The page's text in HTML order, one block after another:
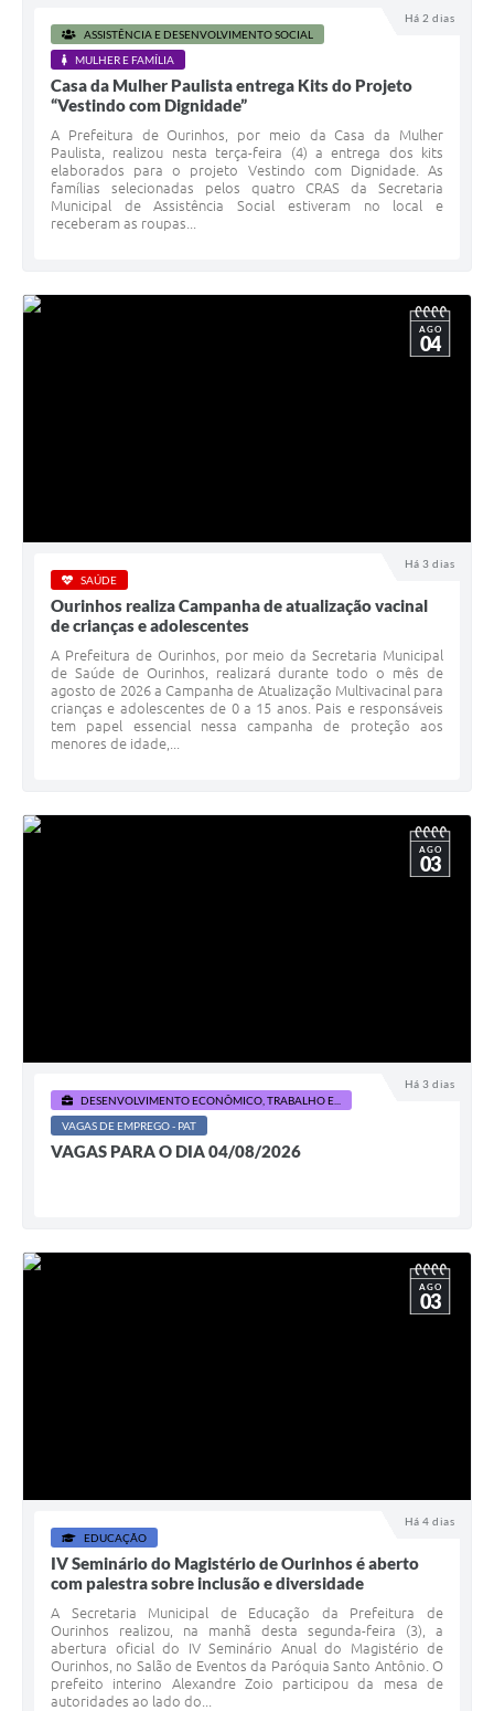
Há 2 dias
ASSISTÊNCIA E DESENVOLVIMENTO SOCIAL
MULHER E FAMÍLIA
Casa da Mulher Paulista entrega Kits do Projeto
“Vestindo com Dignidade”
A Prefeitura de Ourinhos, por meio da Casa da Mulher
Paulista, realizou nesta terça-feira (4) a entrega dos kits
elaborados para o projeto Vestindo com Dignidade. As
famílias selecionadas pelos quatro CRAS da Secretaria
Municipal de Assistência Social estiveram no local e
receberam as roupas...
Há 3 dias
AGO
04
SAÚDE
Ourinhos realiza Campanha de atualização vacinal
de crianças e adolescentes
A Prefeitura de Ourinhos, por meio da Secretaria Municipal
de Saúde de Ourinhos, realizará durante todo o mês de
agosto de 2026 a Campanha de Atualização Multivacinal para
crianças e adolescentes de 0 a 15 anos. Pais e responsáveis
tem papel essencial nessa campanha de proteção aos
menores de idade,...
Há 3 dias
AGO
03
DESENVOLVIMENTO ECONÔMICO, TRABALHO E...
VAGAS DE EMPREGO - PAT
VAGAS PARA O DIA 04/08/2026
Há 4 dias
AGO
03
EDUCAÇÃO
IV Seminário do Magistério de Ourinhos é aberto
com palestra sobre inclusão e diversidade
A Secretaria Municipal de Educação da Prefeitura de
Ourinhos realizou, na manhã desta segunda-feira (3), a
abertura oficial do IV Seminário Anual do Magistério de
Ourinhos, no Salão de Eventos da Paróquia Santo Antônio. O
prefeito interino Alexandre Zoio participou da mesa de
autoridades ao lado do...